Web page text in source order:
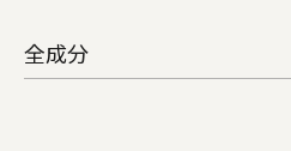
全成分